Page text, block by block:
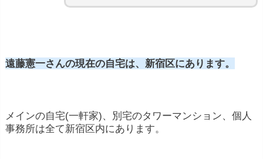
遠藤憲一さんの現在の自宅は、新宿区にあります。
メインの自宅(一軒家)、別宅のタワーマンション、個人
事務所は全て新宿区内にあります。